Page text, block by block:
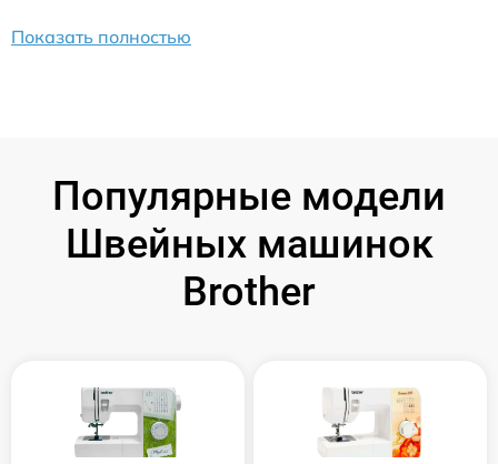
Показать полностью
Популярные модели
Швейных машинок
Brother